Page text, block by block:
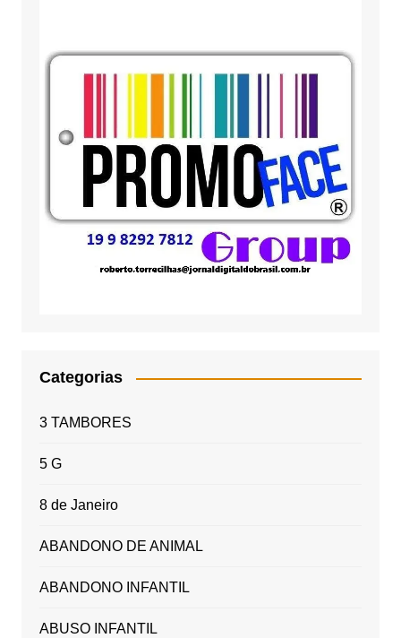
Categorias
3 TAMBORES
5 G
8 de Janeiro
ABANDONO DE ANIMAL
ABANDONO INFANTIL
ABUSO INFANTIL